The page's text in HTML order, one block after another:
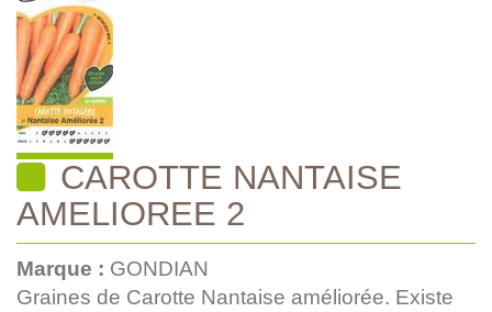
CAROTTE NANTAISE
AMELIOREE 2
Marque : GONDIAN
Graines de Carotte Nantaise améliorée. Existe